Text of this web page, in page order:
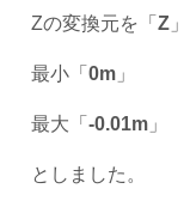
Zの変換元を「 Z」
最小「 0m」
最大「 -0.01m」
としました。